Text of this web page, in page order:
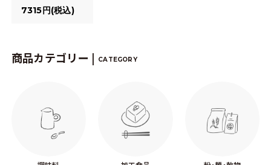
7315円(税込)
商品カテゴリー | CATEGORY